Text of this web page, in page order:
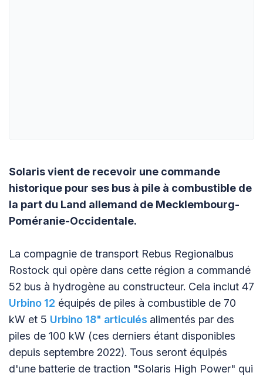
Solaris vient de recevoir une commande
historique pour ses bus à pile à combustible de
la part du Land allemand de Mecklembourg-
Poméranie-Occidentale.
La compagnie de transport Rebus Regionalbus
Rostock qui opère dans cette région a commandé
52 bus à hydrogène au constructeur. Cela inclut 47
Urbino 12 équipés de piles à combustible de 70
kW et 5 Urbino 18" articulés alimentés par des
piles de 100 kW (ces derniers étant disponibles
depuis septembre 2022). Tous seront équipés
d'une batterie de traction "Solaris High Power" qui